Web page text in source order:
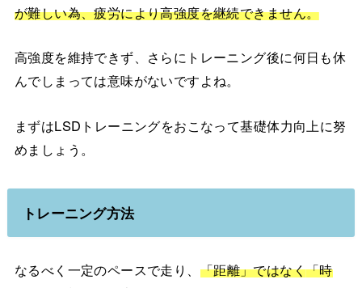
が難しい為、疲労により高強度を継続できません。
高強度を維持できず、さらにトレーニング後に何日も休
んでしまっては意味がないですよね。
まずはLSDトレーニングをおこなって基礎体力向上に努
めましょう。
トレーニング方法
なるべく一定のペースで走り、 「距離」ではなく「時